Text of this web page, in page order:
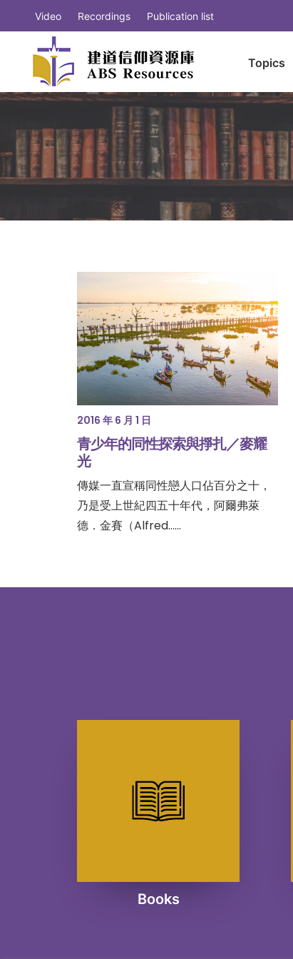
Video Recordings Publication list
Topics
2016 年 6 月 1 日
青少年的同性探索與掙扎／麥耀
光
傳媒一直宣稱同性戀人口佔百分之十，
乃是受上世紀四五十年代，阿爾弗萊
德．金賽（Alfred……
Books